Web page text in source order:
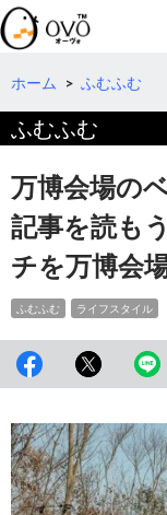
検
索
コ
テ
へ
移
動
ホーム > ふむふむ
ふむふむ
万博会場の
記事を読も
チを万博会
ふむふむ ライフスタイル